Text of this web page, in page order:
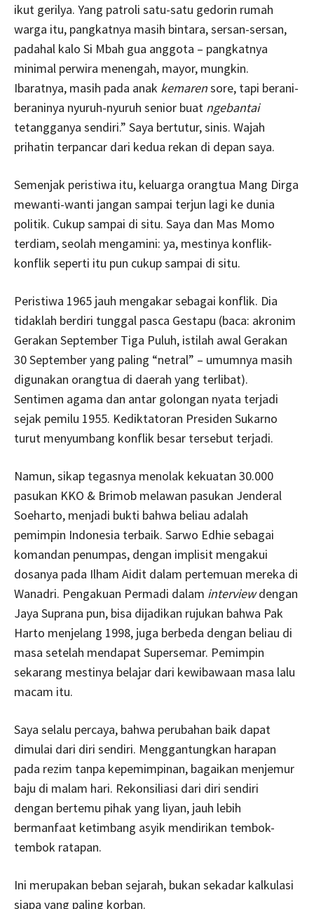
ikut gerilya. Yang patroli satu-satu gedorin rumah
warga itu, pangkatnya masih bintara, sersan-sersan,
padahal kalo Si Mbah gua anggota – pangkatnya
minimal perwira menengah, mayor, mungkin.
Ibaratnya, masih pada anak kemarensore, tapi berani-
beraninya nyuruh-nyuruh senior buat ngebantai
tetangganya sendiri.” Saya bertutur, sinis. Wajah
prihatin terpancar dari kedua rekan di depan saya.
Semenjak peristiwa itu, keluarga orangtua Mang Dirga
mewanti-wanti jangan sampai terjun lagi ke dunia
politik. Cukup sampai di situ. Saya dan Mas Momo
terdiam, seolah mengamini: ya, mestinya konflik-
konflik seperti itu pun cukup sampai di situ.
Peristiwa 1965 jauh mengakar sebagai konflik. Dia
tidaklah berdiri tunggal pasca Gestapu (baca: akronim
Gerakan September Tiga Puluh, istilah awal Gerakan
30 September yang paling “netral” – umumnya masih
digunakan orangtua di daerah yang terlibat).
Sentimen agama dan antar golongan nyata terjadi
sejak pemilu 1955. Kediktatoran Presiden Sukarno
turut menyumbang konflik besar tersebut terjadi.
Namun, sikap tegasnya menolak kekuatan 30.000
pasukan KKO & Brimob melawan pasukan Jenderal
Soeharto, menjadi bukti bahwa beliau adalah
pemimpin Indonesia terbaik. Sarwo Edhie sebagai
komandan penumpas, dengan implisit mengakui
dosanya pada Ilham Aidit dalam pertemuan mereka di
Wanadri. Pengakuan Permadi dalam interviewdengan
Jaya Suprana pun, bisa dijadikan rujukan bahwa Pak
Harto menjelang 1998, juga berbeda dengan beliau di
masa setelah mendapat Supersemar. Pemimpin
sekarang mestinya belajar dari kewibawaan masa lalu
macam itu.
Saya selalu percaya, bahwa perubahan baik dapat
dimulai dari diri sendiri. Menggantungkan harapan
pada rezim tanpa kepemimpinan, bagaikan menjemur
baju di malam hari. Rekonsiliasi dari diri sendiri
dengan bertemu pihak yang liyan, jauh lebih
bermanfaat ketimbang asyik mendirikan tembok-
tembok ratapan.
Ini merupakan beban sejarah, bukan sekadar kalkulasi
siapa yang paling korban.